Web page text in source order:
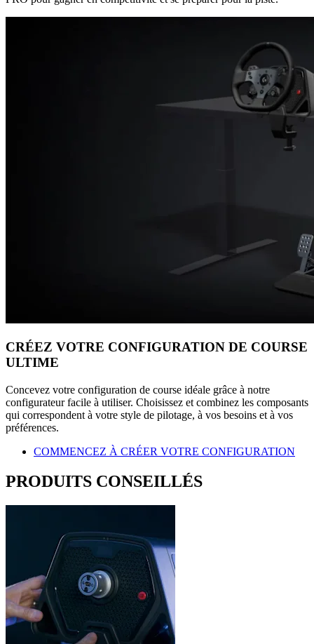
CRÉEZ VOTRE CONFIGURATION DE COURSE
ULTIME
Concevez votre configuration de course idéale grâce à notre
configurateur facile à utiliser. Choisissez et combinez les composants
qui correspondent à votre style de pilotage, à vos besoins et à vos
préférences.
COMMENCEZ À CRÉER VOTRE CONFIGURATION
PRODUITS CONSEILLÉS